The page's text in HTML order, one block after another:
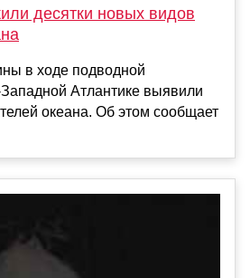
десятки новых видов
в ходе подводной
Атлантике выявили
океана. Об этом сообщает